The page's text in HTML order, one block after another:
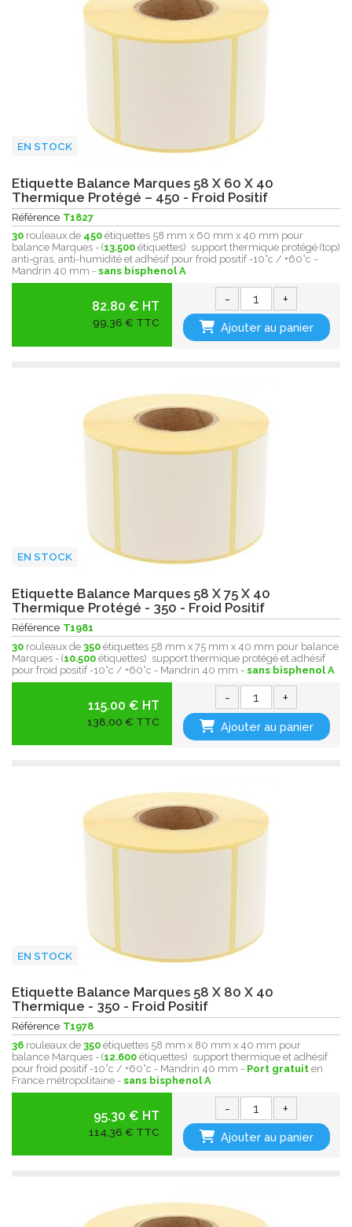
EN STOCK
Etiquette Balance Marques 58 X 60 X 40
Thermique Protégé – 450 - Froid Positif
Référence T1827
30 rouleaux de 450 étiquettes 58 mm x 60 mm x 40 mm pour
balance Marques - (13.500 étiquettes) support thermique protégé (top)
anti-gras, anti-humidité et adhésif pour froid positif -10°c / +60°c -
Mandrin 40 mm - sans bisphenol A
82.80 € HT
99,36 € TTC
- +
Ajouter au panier
EN STOCK
Etiquette Balance Marques 58 X 75 X 40
Thermique Protégé - 350 - Froid Positif
Référence T1981
30 rouleaux de 350 étiquettes 58 mm x 75 mm x 40 mm pour balance
Marques - (10.500 étiquettes) support thermique protégé et adhésif
pour froid positif -10°c / +60°c - Mandrin 40 mm - sans bisphenol A
115.00 € HT
138,00 € TTC
- +
Ajouter au panier
EN STOCK
Etiquette Balance Marques 58 X 80 X 40
Thermique - 350 - Froid Positif
Référence T1978
36 rouleaux de 350 étiquettes 58 mm x 80 mm x 40 mm pour
balance Marques - (12.600 étiquettes) support thermique et adhésif
pour froid positif -10°c / +60°c - Mandrin 40 mm - Port gratuit en
France métropolitaine - sans bisphenol A
95.30 € HT
114,36 € TTC
- +
Ajouter au panier